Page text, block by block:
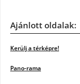
Ajánlott oldalak:
Kerülj a térképre!
Pano-rama